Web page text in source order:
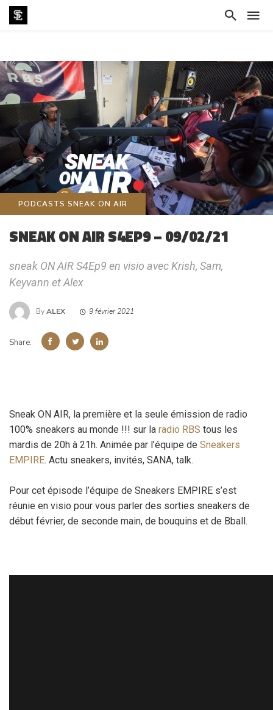
PODCASTS SNEAK ON AIR
SNEAK ON AIR S4EP9 – 09/02/21
sneak ON AIR S4Ep9 en visio avec Krish, Sam,
Keyvann et Alex
ByALEX 9 février 2021
Share:
Sneak ON AIR, la première et la seule émission de radio
100% sneakers au monde !!! sur la radio RBS tous les
mardis de 20h à 21h. Animée par l’équipe de Sneakers
EMPIRE. Actu sneakers, invités, SANA, talk.
Pour cet épisode l’équipe de Sneakers EMPIRE s’est
réunie en visio pour vous parler des sorties sneakers de
début février, de seconde main, de bouquins et de Bball.